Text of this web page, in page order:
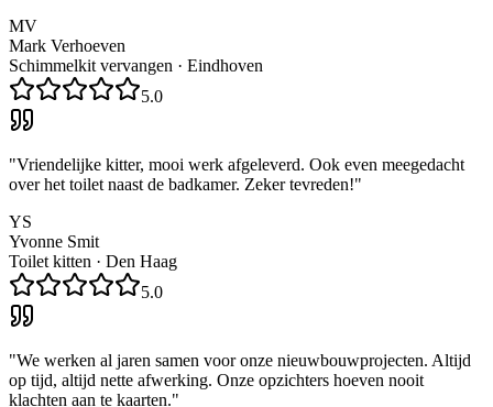
MV
Mark Verhoeven
Schimmelkit vervangen · Eindhoven
5.0
"Vriendelijke kitter, mooi werk afgeleverd. Ook even meegedacht
over het toilet naast de badkamer. Zeker tevreden!"
YS
Yvonne Smit
Toilet kitten · Den Haag
5.0
"We werken al jaren samen voor onze nieuwbouwprojecten. Altijd
op tijd, altijd nette afwerking. Onze opzichters hoeven nooit
klachten aan te kaarten."